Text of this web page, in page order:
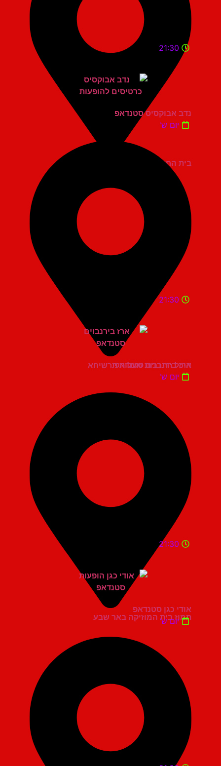
בית החייל תל אביב
21:30
נדב אבוקסיס סטנדאפ
יום ש'
היכל התרבות מעלות תרשיחא
21:30
ארז בירנבוים סטנדאפ
יום ש'
תמוז בית המוזיקה באר שבע
21:30
אודי כגן סטנדאפ
יום ש'